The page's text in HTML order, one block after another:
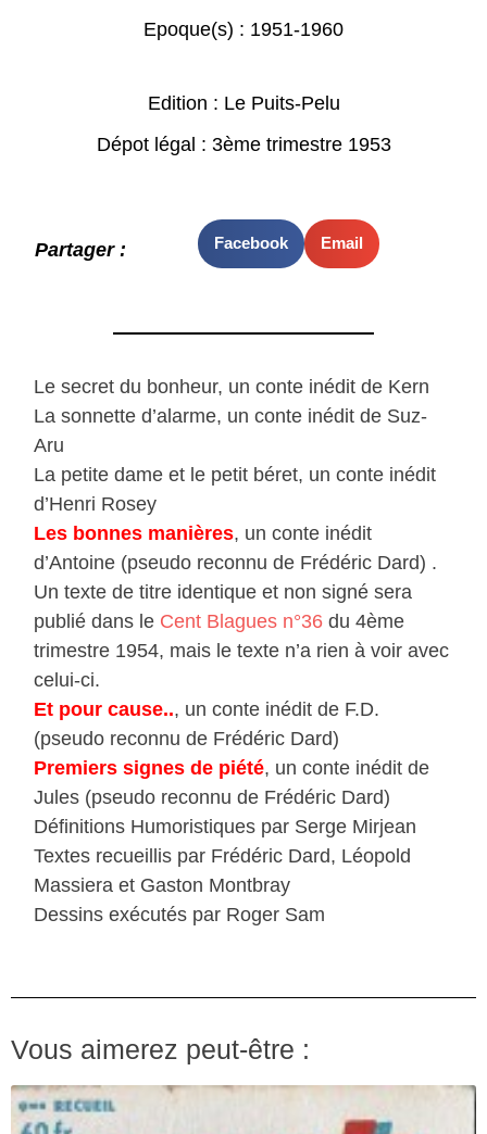
Epoque(s) : 1951-1960
Edition : Le Puits-Pelu
Dépot légal : 3ème trimestre 1953
Partager : Facebook Email
Le secret du bonheur, un conte inédit de Kern
La sonnette d’alarme, un conte inédit de Suz-
Aru
La petite dame et le petit béret, un conte inédit
d’Henri Rosey
Les bonnes manières, un conte inédit
d’Antoine (pseudo reconnu de Frédéric Dard) .
Un texte de titre identique et non signé sera
publié dans le Cent Blagues n°36 du 4ème
trimestre 1954, mais le texte n’a rien à voir avec
celui-ci.
Et pour cause.., un conte inédit de F.D.
(pseudo reconnu de Frédéric Dard)
Premiers signes de piété, un conte inédit de
Jules (pseudo reconnu de Frédéric Dard)
Définitions Humoristiques par Serge Mirjean
Textes recueillis par Frédéric Dard, Léopold
Massiera et Gaston Montbray
Dessins exécutés par Roger Sam
Vous aimerez peut-être :